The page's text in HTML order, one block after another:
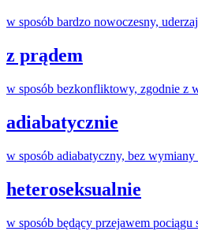
w sposób bardzo nowoczesny,
z prądem
w sposób bezkonfliktowy, zgodnie z
adiabatycznie
w sposób adiabatyczny, bez wymiany
heteroseksualnie
w sposób będący przejawem pociągu